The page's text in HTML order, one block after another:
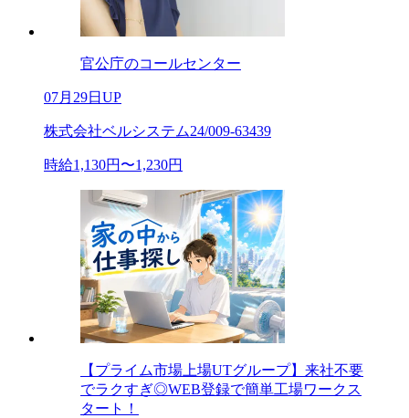
官公庁のコールセンター
07月29日UP
株式会社ベルシステム24/009-63439
時給1,130円〜1,230円
【プライム市場上場UTグループ】来社不要
でラクすぎ◎WEB登録で簡単工場ワークス
タート！